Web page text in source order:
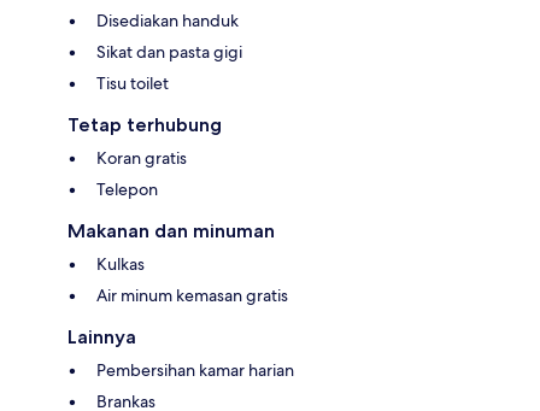
Disediakan handuk
Sikat dan pasta gigi
Tisu toilet
Tetap terhubung
Koran gratis
Telepon
Makanan dan minuman
Kulkas
Air minum kemasan gratis
Lainnya
Pembersihan kamar harian
Brankas